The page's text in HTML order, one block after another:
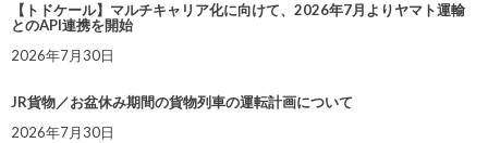
【トドケール】マルチキャリア化に向けて、2026年7月よりヤマト運輸
とのAPI連携を開始
2026年7月30日
JR貨物／お盆休み期間の貨物列車の運転計画について
2026年7月30日